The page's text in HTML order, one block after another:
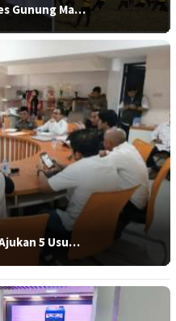
Gunung Ma…
5 Usu…